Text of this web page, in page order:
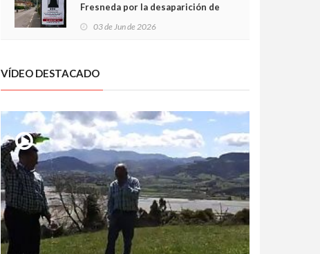
Fresneda por la desaparición de
03 de Jun de 2026
VÍDEO DESTACADO